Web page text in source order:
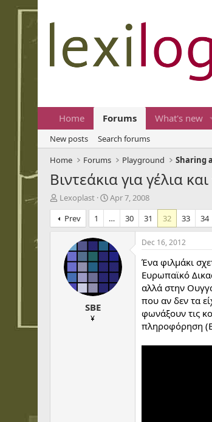
Home Forums What's new
New posts
Search forums
Home
Forums Playground Sharing
Βιντεάκια για γέλια
T
h
r
e
Lexoplast
S
t
a
r
t
d
a
t
e
Apr 7, 2008
Prev
1 … 30 31 32 33 34
SBE
¥
Dec 16, 2012
Ένα φιλμάκι
Ευρωπαϊκό
αλλά στην
που αν δεν τα
φωνάξουν τις
πληροφόρηση